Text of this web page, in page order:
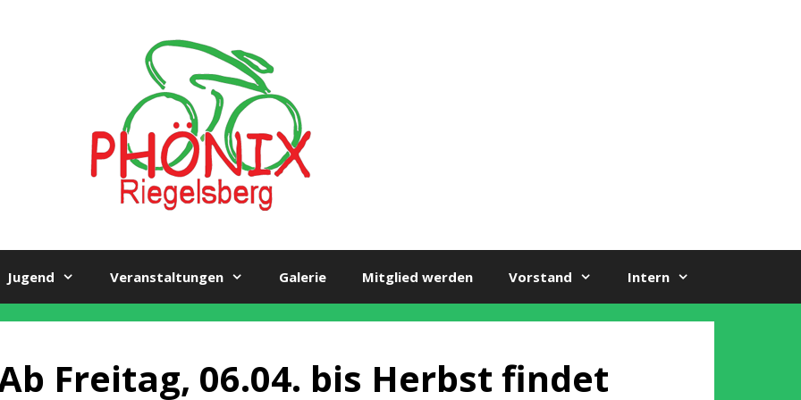
Jugend Veranstaltungen Galerie Mitglied werden Vorstand Intern
Freitag, 06.04. bis Herbst findet